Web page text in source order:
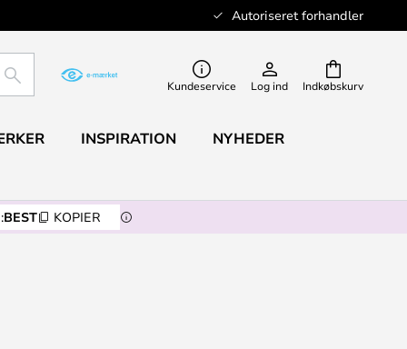
Autoriseret forhandler
Indkøbskurv
SØG Kundeservice Log ind
INSPIRATION NYHEDER
BEST KOPIER